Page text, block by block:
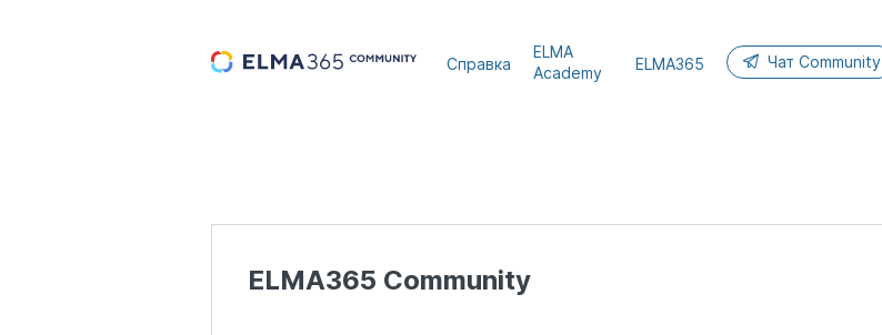
Справка
ELMA
Academy
ELMA365 Чат Community
ELMA365 Community